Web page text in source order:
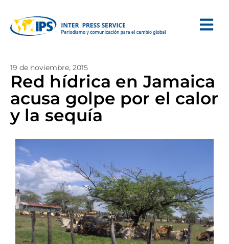
19 de noviembre, 2015
Red hídrica en Jamaica
acusa golpe por el calor
y la sequía